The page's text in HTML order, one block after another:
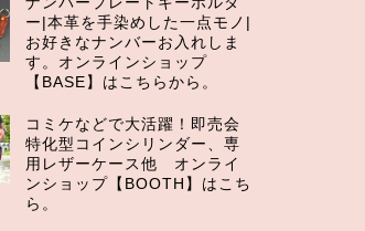
ー|本革を手染めした一点モノ|
お好きなナンバーお入れしま
す。オンラインショップ
【BASE】はこちらから。
コミケなどで大活躍！即売会
特化型コインシリンダー、専
用レザーケース他 オンライ
ンショップ【BOOTH】はこち
ら。